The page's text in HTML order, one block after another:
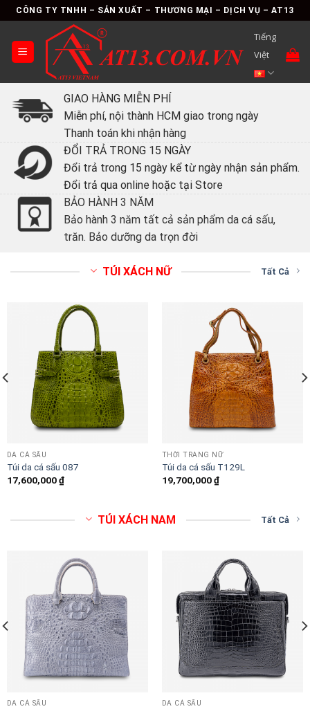
Skip
to
content
CÔNG TY TNHH – SẢN XUẤT – THƯƠNG MẠI – DỊCH VỤ – AT13
Tiếng
Việt
GIAO HÀNG MIỄN PHÍ
Miễn phí, nội thành HCM giao trong ngày
Thanh toán khi nhận hàng
ĐỔI TRẢ TRONG 15 NGÀY
Đổi trả trong 15 ngày kể từ ngày nhận sản phẩm.
Đổi trả qua online hoặc tại Store
BẢO HÀNH 3 NĂM
Bảo hành 3 năm tất cả sản phẩm da cá sấu,
trăn. Bảo dưỡng da trọn đời
TÚI XÁCH NỮ Tất Cả
DA CÁ SẤU
Túi da cá sấu 087
17,600,000₫
THỜI TRANG NỮ
Túi da cá sấu T129L
19,700,000₫
TÚI XÁCH NAM Tất Cả
DA CÁ SẤU DA CÁ SẤU